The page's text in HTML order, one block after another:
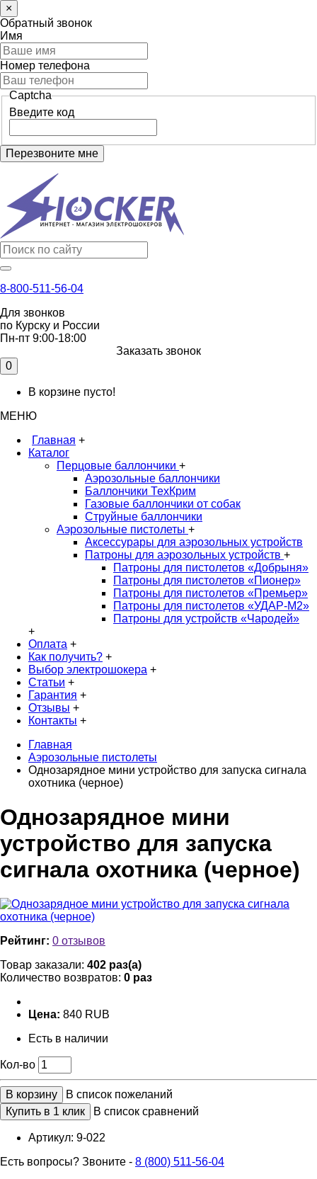
×
Обратный звонок
Имя
Номер телефона
Captcha
Введите код
Перезвоните мне
8-800-511-56-04
Для звонков
по Курску и России
Пн-пт 9:00-18:00
Заказать звонок
0
В корзине пусто!
МЕНЮ
Главная +
Каталог
Перцовые баллончики +
Аэрозольные баллончики
Баллончики ТехКрим
Газовые баллончики от собак
Струйные баллончики
Аэрозольные пистолеты +
Аксессурары для аэрозольных устройств
Патроны для аэрозольных устройств +
Патроны для пистолетов «Добрыня»
Патроны для пистолетов «Пионер»
Патроны для пистолетов «Премьер»
Патроны для пистолетов «УДАР-M2»
Патроны для устройств «Чародей»
+
Оплата +
Как получить? +
Выбор электрошокера +
Статьи +
Гарантия +
Отзывы +
Контакты +
Главная
Аэрозольные пистолеты
Однозарядное мини устройство для запуска сигнала
охотника (черное)
Однозарядное мини
устройство для запуска
сигнала охотника (черное)
Рейтинг: 0 отзывов
Товар заказали: 402 раз(а)
Количество возвратов: 0 раз
Цена: 840 RUB
Есть в наличии
Кол-во
В корзину
В список пожеланий
Купить в 1 клик
В список сравнений
Артикул: 9-022
Есть вопросы? Звоните - 8 (800) 511-56-04